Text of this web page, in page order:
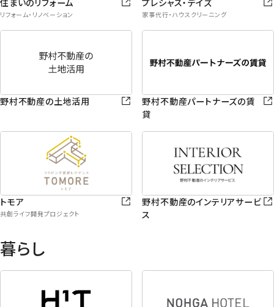
住まいのリフォーム
リフォーム・リノベーション
プレシャス・デイズ
家事代行・ハウスクリーニング
野村不動産の土地活用
野村不動産パートナーズの賃
貸
トモア
共創ライフ開発プロジェクト
野村不動産のインテリアサービ
ス
暮らし